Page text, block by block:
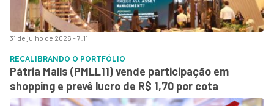
31 de julho de 2026 - 7:11
RECALIBRANDO O PORTFÓLIO
Pátria Malls (PMLL11) vende participação em
shopping e prevê lucro de R$ 1,70 por cota